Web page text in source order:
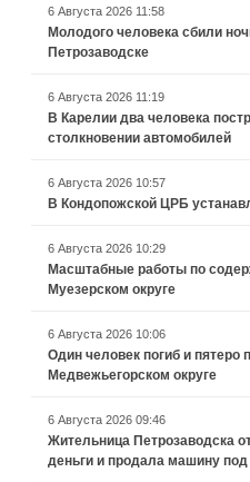
6 Августа 2026 11:58
Молодого человека сбили
Петрозаводске
6 Августа 2026 11:19
В Карелии два человека
столкновении автомобилей
6 Августа 2026 10:57
В Кондопожской ЦРБ
6 Августа 2026 10:29
Масштабные работы по
Муезерском округе
6 Августа 2026 10:06
Один человек погиб и пятеро
Медвежьегорском округе
6 Августа 2026 09:46
Жительница Петрозаводска
деньги и продала машину